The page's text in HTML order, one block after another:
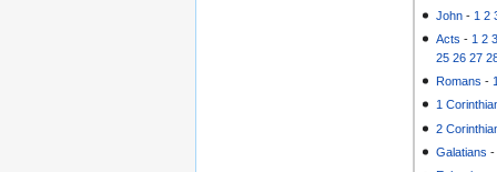
John - 1 2
Acts - 1 2
25 26 27
Romans -
1
2
Galatians